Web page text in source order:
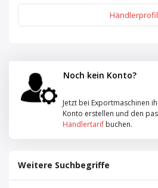
Händlerprofil
Noch kein Konto?
Jetzt bei Exportmaschinen
Konto erstellen und den
Händlertarif buchen.
Weitere Suchbegriffe